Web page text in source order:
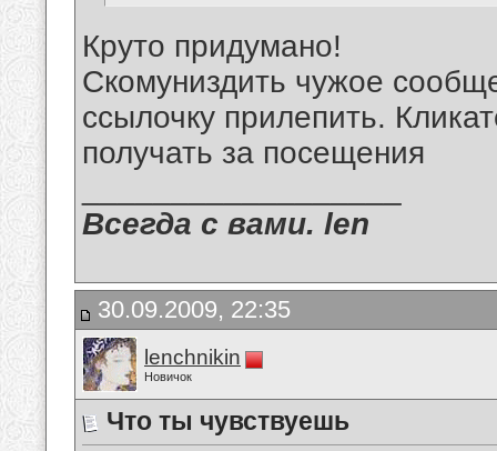
Круто придумано!
Скомуниздить чужое
ссылочку прилепить.
получать за посещения
Всегда с вами. len
30.09.2009, 22:35
lenchnikin
Новичок
Что ты чувствуешь